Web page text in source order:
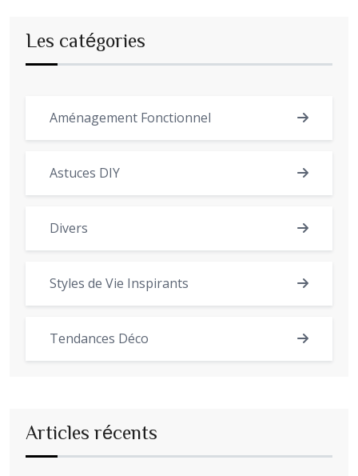
Les catégories
Aménagement Fonctionnel
Astuces DIY
Divers
Styles de Vie Inspirants
Tendances Déco
Articles récents